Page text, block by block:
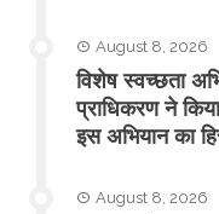
August 8, 2026
विशेष स्वच्छता
प्राधिकरण ने
इस अभियान का
August 8, 2026